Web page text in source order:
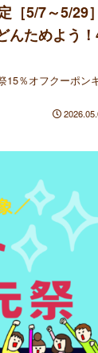
5/7～5/29］
んためよう
15％オフクーポン